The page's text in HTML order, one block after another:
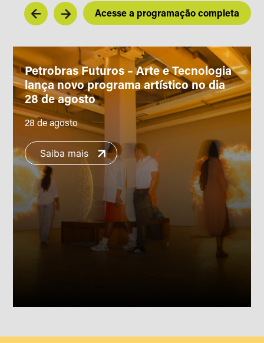
Acesse a programação completa
Petrobras Futuros – Arte e Tecnologia
lança novo programa artístico no dia
28 de agosto
28 de agosto
Saiba mais